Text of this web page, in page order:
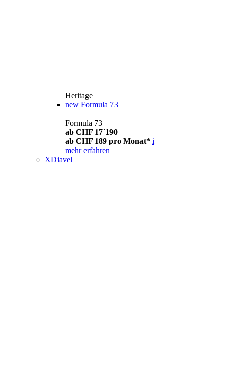
Heritage
new Formula 73
Formula 73
ab CHF 17´190
ab CHF 189 pro Monat* i
mehr erfahren
XDiavel